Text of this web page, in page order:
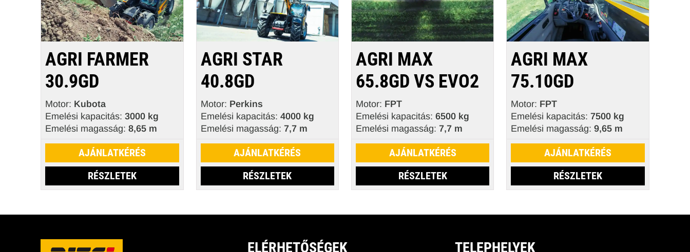
AGRI FARMER
30.9GD
Motor: Kubota
Emelési kapacitás:3000 kg
Emelési magasság:8,65 m
AJÁNLATKÉRÉS
RÉSZLETEK
AGRI STAR
40.8GD
Motor: Perkins
Emelési kapacitás: 4000 kg
Emelési magasság: 7,7 m
AJÁNLATKÉRÉS
RÉSZLETEK
AGRI MAX
65.8GD VS EVO2
Motor: FPT
Emelési kapacitás: 6500 kg
Emelési magasság: 7,7 m
AJÁNLATKÉRÉS
RÉSZLETEK
AGRI MAX
75.10GD
Motor: FPT
Emelési kapacitás:7500 kg
Emelési magasság:9,65 m
AJÁNLATKÉRÉS
RÉSZLETEK
ELÉRHETŐSÉGEK TELEPHELYEK